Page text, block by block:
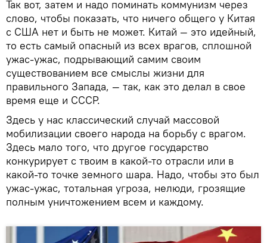
Так вот, затем и надо поминать коммунизм через
слово, чтобы показать, что ничего общего у Китая
с США нет и быть не может. Китай — это идейный,
то есть самый опасный из всех врагов, сплошной
ужас-ужас, подрывающий самим своим
существованием все смыслы жизни для
правильного Запада, — так, как это делал в свое
время еще и СССР.
Здесь у нас классический случай массовой
мобилизации своего народа на борьбу с врагом.
Здесь мало того, что другое государство
конкурирует с твоим в какой-то отрасли или в
какой-то точке земного шара. Надо, чтобы это был
ужас-ужас, тотальная угроза, нелюди, грозящие
полным уничтожением всем и каждому.